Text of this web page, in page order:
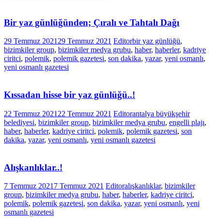
Bir yaz günlüğünden; Çıralı ve Tahtalı Dağı
29 Temmuz 2021 29 Temmuz 2021 Editorbir yaz günlüğü,
bizimkiler group, bizimkiler medya grubu, haber, haberler, kadriye
ciritci, polemik, polemik gazetesi, son dakika, yazar, yeni osmanlı,
yeni osmanlı gazetesi
Kıssadan hisse bir yaz günlüğü..!
22 Temmuz 2021 22 Temmuz 2021 Editorantalya büyükşehir
belediyesi, bizimkiler group, bizimkiler medya grubu, engelli plajı,
haber, haberler, kadriye ciritci, polemik, polemik gazetesi, son
dakika, yazar, yeni osmanlı, yeni osmanlı gazetesi
Alışkanlıklar..!
7 Temmuz 2021 7 Temmuz 2021 Editoralışkanlıklar, bizimkiler
group, bizimkiler medya grubu, haber, haberler, kadriye ciritci,
polemik, polemik gazetesi, son dakika, yazar, yeni osmanlı, yeni
osmanlı gazetesi